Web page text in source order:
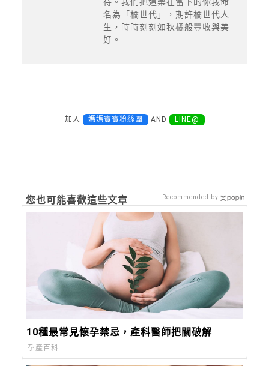
名為「橘世代」，期許橘世代人
生，時時刻刻如秋橘般豐收與美
好。
加入 媽媽寶寶粉絲團 AND LINE@
您也可能喜歡這些文章
10種最常見懷孕禁忌，產科醫師把關破解
孕產百科
Recommended by